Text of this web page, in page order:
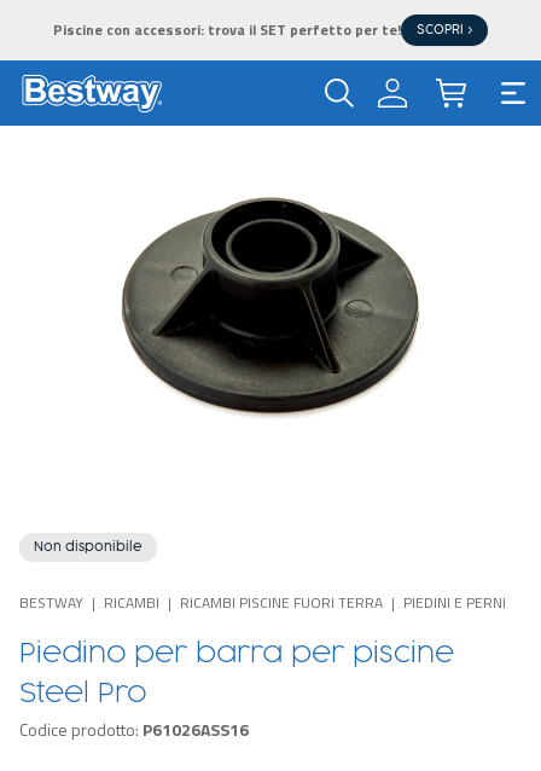
Piscine con accessori: trova il SET perfetto per te! SCOPRI >
Non disponibile
BESTWAY RICAMBI RICAMBI PISCINE FUORI TERRA PIEDINI E PERNI
Piedino per barra per piscine
Steel Pro
Codice prodotto: P61026ASS16